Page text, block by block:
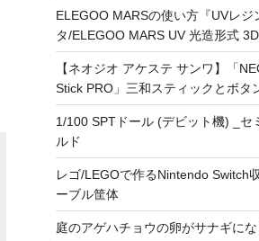
ELEGOO MARSの使い方『UVレジ
タ/ELEGOO MARS UV 光造形式 3D
【ネオジオ アケステ サンワ】「
Stick PRO」三和スティックとボタ
1/100 SPTドール (デビット機) _セ
ルド
レゴ/LEGOで作るNintendo Switch
ーブル筐体
庭のアゲハチョウの卵がサナギに